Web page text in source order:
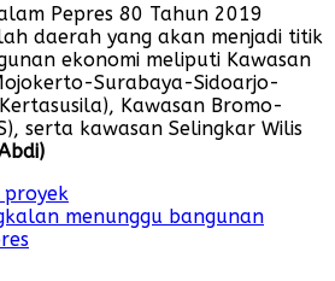
Pepres 80 Tahun 2019
daerah yang akan menjadi titik
ekonomi meliputi Kawasan
Surabaya-Sidoarjo-
Kawasan Bromo-
serta kawasan Selingkar Wilis
menunggu bangunan